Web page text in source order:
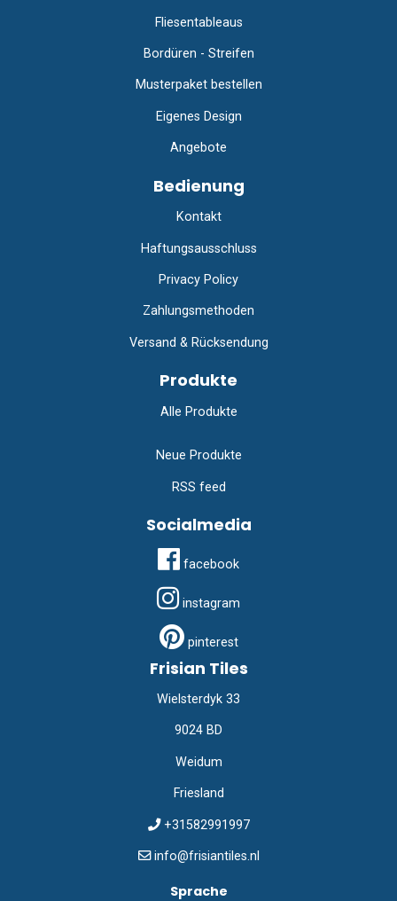
Fliesentableaus
Bordüren - Streifen
Musterpaket bestellen
Eigenes Design
Angebote
Bedienung
Kontakt
Haftungsausschluss
Privacy Policy
Zahlungsmethoden
Versand & Rücksendung
Produkte
Alle Produkte
Neue Produkte
RSS feed
Socialmedia
facebook
instagram
pinterest
Frisian Tiles
Wielsterdyk 33
9024 BD
Weidum
Friesland
+31582991997
info@frisiantiles.nl
Sprache